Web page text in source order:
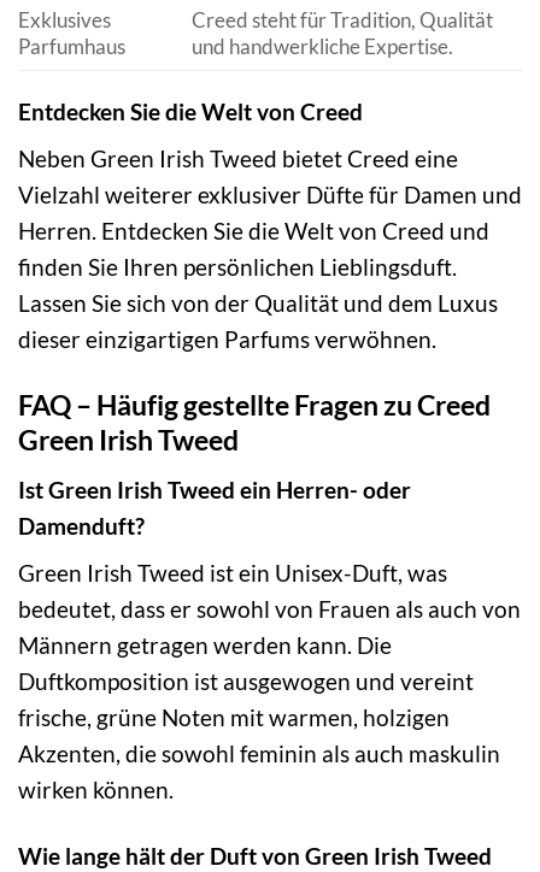
Exklusives
Parfumhaus
Creed steht für Tradition, Qualität
und handwerkliche Expertise.
Entdecken Sie die Welt von Creed
Neben Green Irish Tweed bietet Creed eine
Vielzahl weiterer exklusiver Düfte für Damen und
Herren. Entdecken Sie die Welt von Creed und
finden Sie Ihren persönlichen Lieblingsduft.
Lassen Sie sich von der Qualität und dem Luxus
dieser einzigartigen Parfums verwöhnen.
FAQ – Häufig gestellte Fragen zu Creed
Green Irish Tweed
Ist Green Irish Tweed ein Herren- oder
Damenduft?
Green Irish Tweed ist ein Unisex-Duft, was
bedeutet, dass er sowohl von Frauen als auch von
Männern getragen werden kann. Die
Duftkomposition ist ausgewogen und vereint
frische, grüne Noten mit warmen, holzigen
Akzenten, die sowohl feminin als auch maskulin
wirken können.
Wie lange hält der Duft von Green Irish Tweed